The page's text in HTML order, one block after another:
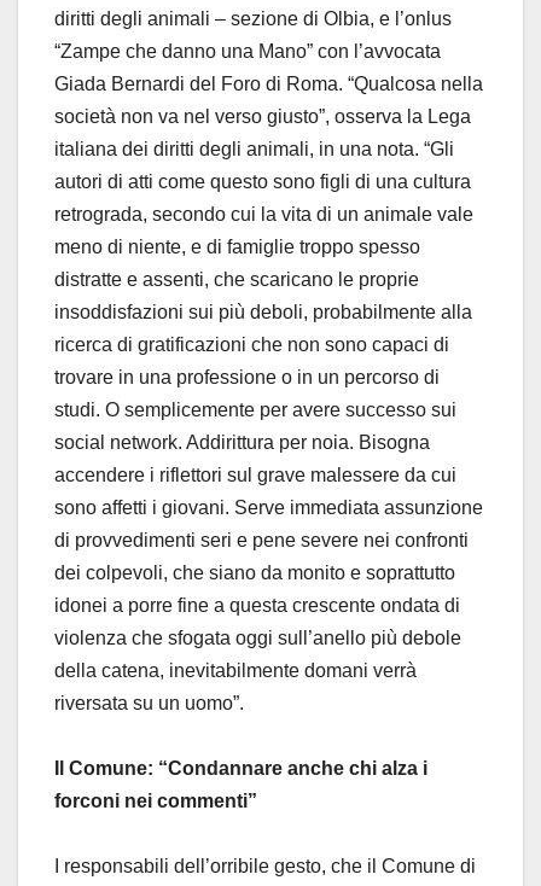
diritti degli animali – sezione di Olbia, e l’onlus
“Zampe che danno una Mano” con l’avvocata
Giada Bernardi del Foro di Roma. “Qualcosa nella
società non va nel verso giusto”, osserva la Lega
italiana dei diritti degli animali, in una nota. “Gli
autori di atti come questo sono figli di una cultura
retrograda, secondo cui la vita di un animale vale
meno di niente, e di famiglie troppo spesso
distratte e assenti, che scaricano le proprie
insoddisfazioni sui più deboli, probabilmente alla
ricerca di gratificazioni che non sono capaci di
trovare in una professione o in un percorso di
studi. O semplicemente per avere successo sui
social network. Addirittura per noia. Bisogna
accendere i riflettori sul grave malessere da cui
sono affetti i giovani. Serve immediata assunzione
di provvedimenti seri e pene severe nei confronti
dei colpevoli, che siano da monito e soprattutto
idonei a porre fine a questa crescente ondata di
violenza che sfogata oggi sull’anello più debole
della catena, inevitabilmente domani verrà
riversata su un uomo”.
Il Comune: “Condannare anche chi alza i
forconi nei commenti”
I responsabili dell’orribile gesto, che il Comune di